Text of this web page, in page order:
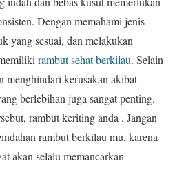
Dengan memahami jenis
yang sesuai, dan melakukan
rambut sehat berkilau. Selain
menghindari kerusakan akibat
berlebihan juga sangat penting.
rambut keriting anda . Jangan
rambut berkilau mu, karena
akan selalu memancarkan